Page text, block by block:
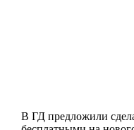
В ГД предложили